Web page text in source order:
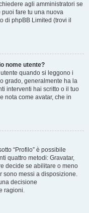
agli amministratori se
fare tu una nuova
di phpBB Limited (trovi il
nome utente?
quando si leggono i
grado, generalmente ha la
interventi hai scritto o il tuo
nota come avatar, che in
“Profilo” è possibile
quattro metodi: Gravatar,
decide se abilitare o meno
sono messi a disposizione.
decisione
ragioni.